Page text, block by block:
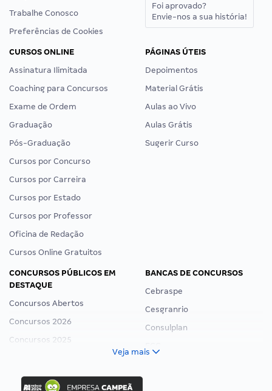
Trabalhe Conosco
Preferências de Cookies
Foi aprovado?
Envie-nos a sua história!
CURSOS ONLINE
Assinatura Ilimitada
Coaching para Concursos
Exame de Ordem
Graduação
Pós-Graduação
Cursos por Concurso
Cursos por Carreira
Cursos por Estado
Cursos por Professor
Oficina de Redação
Cursos Online Gratuitos
PÁGINAS ÚTEIS
Depoimentos
Material Grátis
Aulas ao Vivo
Aulas Grátis
Sugerir Curso
CONCURSOS PÚBLICOS EM
DESTAQUE
Concursos Abertos
Concursos 2026
Concursos 2025
Concurso Ibama
BANCAS DE CONCURSOS
Cebraspe
Cesgranrio
Consulplan
Veja mais